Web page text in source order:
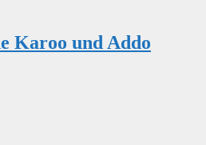
Karoo und Addo